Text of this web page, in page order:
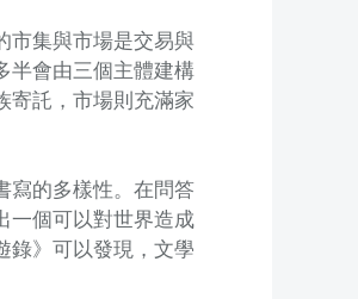
市集與市場是交易與
半會由三個主體建構
寄託，市場則充滿家
寫的多樣性。在問答
一個可以對世界造成
》可以發現，文學